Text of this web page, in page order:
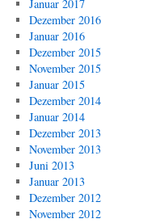
Januar 2017
Dezember 2016
Januar 2016
Dezember 2015
November 2015
Januar 2015
Dezember 2014
Januar 2014
Dezember 2013
November 2013
Juni 2013
Januar 2013
Dezember 2012
November 2012